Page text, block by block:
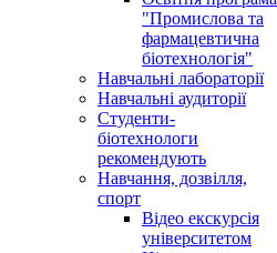
"Промислова та
фармацевтична
біотехнологія"
Навчальні лабораторії
Навчальні аудиторії
Студенти-
біотехнологи
рекомендують
Навчання, дозвілля,
спорт
Відео екскурсія
університетом